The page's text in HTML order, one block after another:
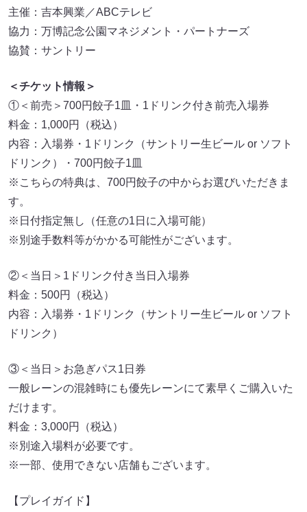
主催：吉本興業／ABCテレビ
協力：万博記念公園マネジメント・パートナーズ
協賛：サントリー
＜チケット情報＞
①＜前売＞700円餃子1皿・1ドリンク付き前売入場券
料金：1,000円（税込）
内容：入場券・1ドリンク（サントリー生ビール or ソフト
ドリンク）・700円餃子1皿
※こちらの特典は、700円餃子の中からお選びいただきま
す。
※日付指定無し（任意の1日に入場可能）
※別途手数料等がかかる可能性がございます。
②＜当日＞1ドリンク付き当日入場券
料金：500円（税込）
内容：入場券・1ドリンク（サントリー生ビール or ソフト
ドリンク）
③＜当日＞お急ぎパス1日券
一般レーンの混雑時にも優先レーンにて素早くご購入いた
だけます。
料金：3,000円（税込）
※別途入場料が必要です。
※一部、使用できない店舗もございます。
【プレイガイド】